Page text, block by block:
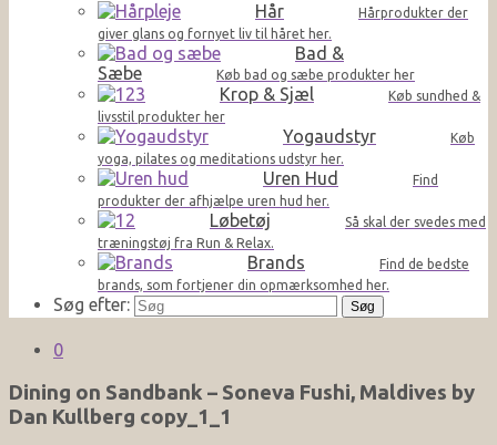
Hår
Hårprodukter der
giver glans og fornyet liv til håret her.
Bad &
Sæbe
Køb bad og sæbe produkter her
Krop & Sjæl
Køb sundhed &
livsstil produkter her
Yogaudstyr
Køb
yoga, pilates og meditations udstyr her.
Uren Hud
Find
produkter der afhjælpe uren hud her.
Løbetøj
Så skal der svedes med
træningstøj fra Run & Relax.
Brands
Find de bedste
brands, som fortjener din opmærksomhed her.
Søg efter:
0
Dining on Sandbank – Soneva Fushi, Maldives by
Dan Kullberg copy_1_1